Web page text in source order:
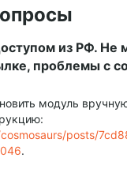
из РФ. Не
проблемы с
модуль
posts/
.